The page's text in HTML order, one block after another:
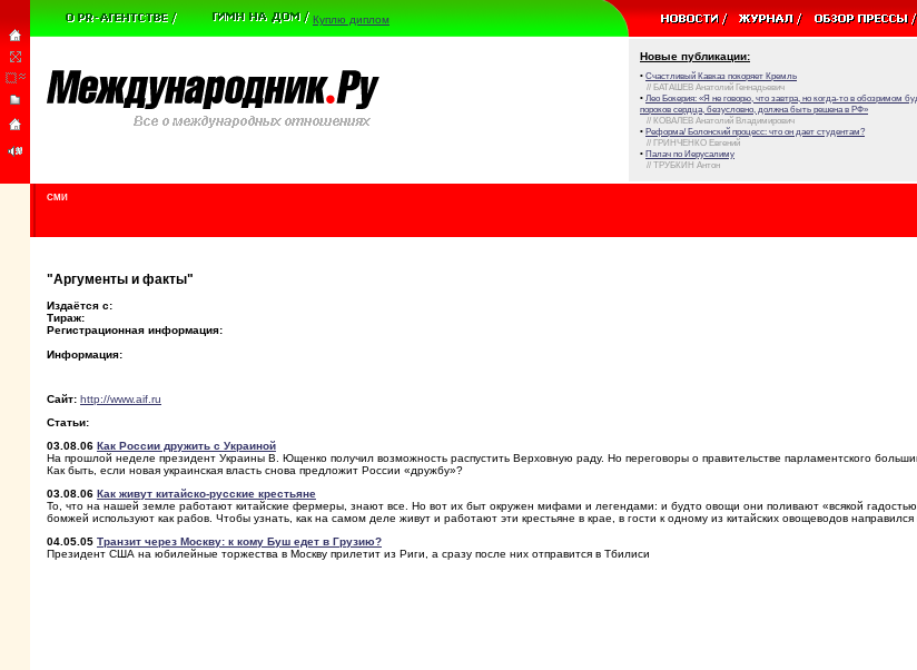
Куплю диплом
Новые публикации:
• Счастливый Кавказ покоряет Кремль
// БАТАШЕВ Анатолий Геннадьевич
• Лео Бокерия: «Я не говорю, что завтра, но когда-то в обозримом
пороков сердца, безусловно, должна быть решена в РФ»
// КОВАЛЕВ Анатолий Владимирович
• Реформа/ Болонский процесс: что он дает студентам?
// ГРИНЧЕНКО Евгений
• Палач по Иерусалиму
// ТРУБКИН Антон
СМИ
"Аргументы и факты"
Издаётся с:
Тираж:
Регистрационная информация:
Информация:
Сайт: http://www.aif.ru
Статьи:
03.08.06 Как России дружить с Украиной
На прошлой неделе президент Украины В. Ющенко получил возможность распустить Верховную раду. Но переговоры о правительстве парламентского
Как быть, если новая украинская власть снова предложит России «дружбу»?
03.08.06 Как живут китайско-русские крестьяне
То, что на нашей земле работают китайские фермеры, знают все. Но вот их быт окружен мифами и легендами: и будто овощи они поливают «всякой
бомжей используют как рабов. Чтобы узнать, как на самом деле живут и работают эти крестьяне в крае, в гости к одному из китайских овощеводов
04.05.05 Транзит через Москву: к кому Буш едет в Грузию?
Президент США на юбилейные торжества в Москву прилетит из Риги, а сразу после них отправится в Тбилиси